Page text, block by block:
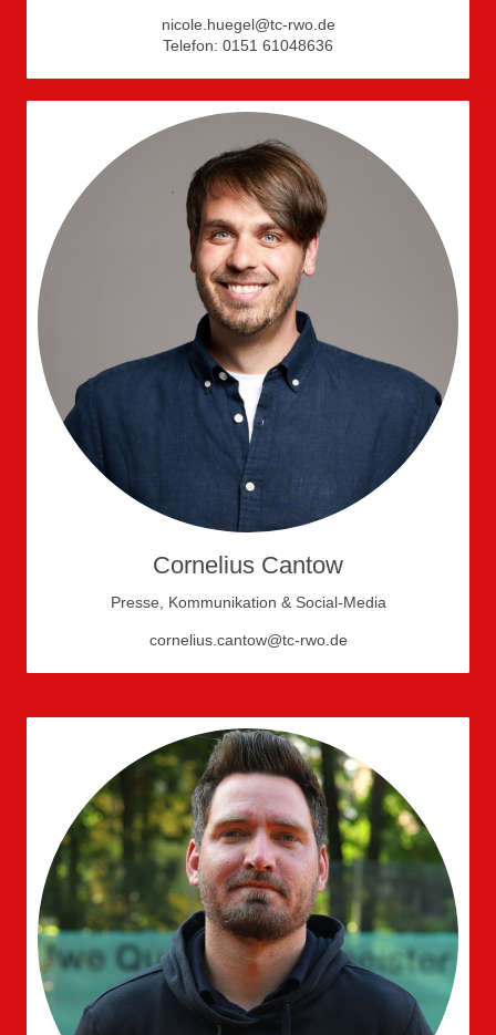
nicole.huegel@tc-rwo.de
Telefon: 0151 61048636
Cornelius Cantow
Presse, Kommunikation & Social-Media
cornelius.cantow@tc-rwo.de